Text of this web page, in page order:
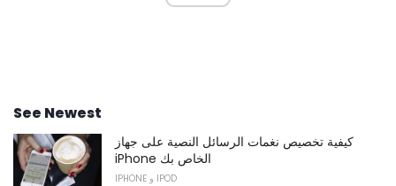
See Newest
كيفية تخصيص نغمات الرسائل النصية على جهاز
iPhone الخاص بك
IPHONE و IPOD